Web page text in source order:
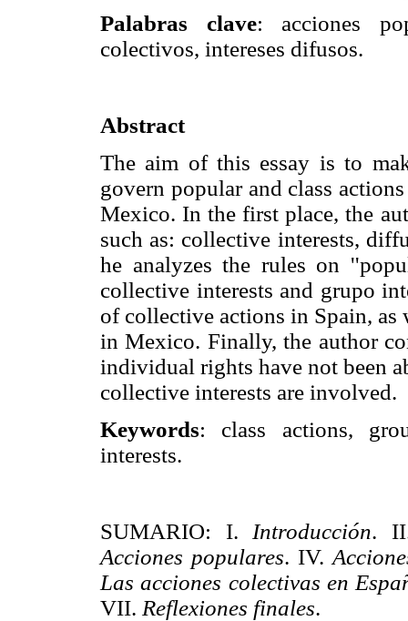
Palabras clave: acciones
colectivos, intereses difusos.
Abstract
The aim of this essay is to
govern popular and class
Mexico. In the first place, the
such as: collective interests,
he analyzes the rules on
collective interests and grupo
of collective actions in Spain, as
in Mexico. Finally, the author
individual rights have not been
collective interests are involved.
Keywords: class actions,
interests.
SUMARIO: I. Introducción.
Acciones populares. IV.
Las acciones colectivas en
VII. Reflexiones finales.